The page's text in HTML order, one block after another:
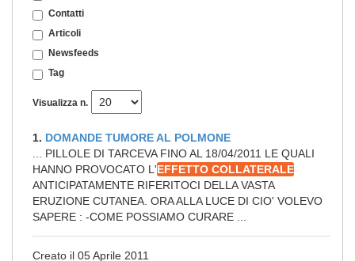
Contatti
Articoli
Newsfeeds
Tag
Visualizza n.
1. DOMANDE TUMORE AL POLMONE
... PILLOLE DI TARCEVA FINO AL 18/04/2011 LE QUALI
HANNO PROVOCATO L'EFFETTO COLLATERALE
ANTICIPATAMENTE RIFERITOCI DELLA VASTA
ERUZIONE CUTANEA. ORA ALLA LUCE DI CIO' VOLEVO
SAPERE : -COME POSSIAMO CURARE ...
Creato il 05 Aprile 2011